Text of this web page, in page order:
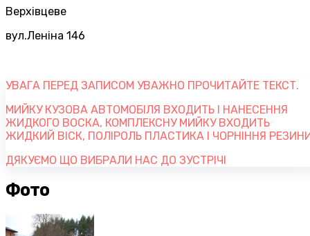
Верхівцеве
вул.Леніна 146
УВАГА ПЕРЕД ЗАПИСОМ УВАЖНО ПРОЧИТАЙТЕ ТЕКСТ.
МИЙКУ КУЗОВА АВТОМОБІЛЯ ВХОДИТЬ І НАНЕСЕННЯ
ЖИДКОГО ВОСКА, КОМПЛЕКСНУ МИЙКУ ВХОДИТЬ
ЖИДКИЙ ВІСК, ПОЛІРОЛЬ ПЛАСТИКА І ЧОРНІННЯ
ДЯКУЄМО ЩО ВИБРАЛИ НАС ДО ЗУСТРІЧІ
Фото